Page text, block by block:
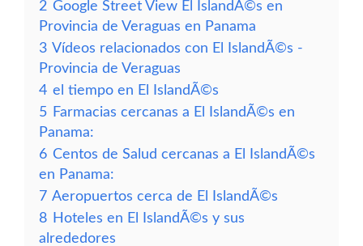
2 Google Street View El IslandÃ©s en
Provincia de Veraguas en Panama
3 Vídeos relacionados con El IslandÃ©s -
Provincia de Veraguas
4 el tiempo en El IslandÃ©s
5 Farmacias cercanas a El IslandÃ©s en
Panama:
6 Centos de Salud cercanas a El IslandÃ©s
en Panama:
7 Aeropuertos cerca de El IslandÃ©s
8 Hoteles en El IslandÃ©s y sus
alrededores